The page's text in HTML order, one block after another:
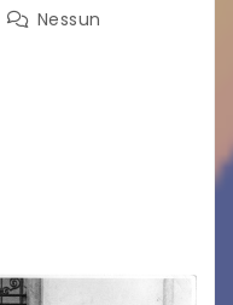
Nessun